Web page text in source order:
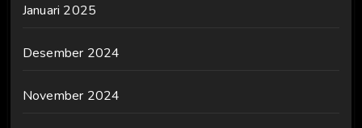
Januari 2025
Desember 2024
November 2024